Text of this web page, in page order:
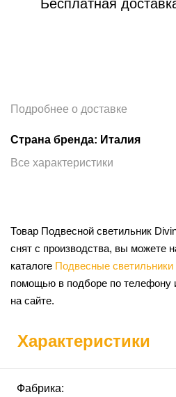
Бесплатная
Подробнее о доставке
Страна бренда: Италия
Все характеристики
Товар Подвесной светильник
снят с производства, вы можете
каталоге Подвесные светильники
помощью в подборе по телефону
на сайте.
Характеристики
Фабрика: